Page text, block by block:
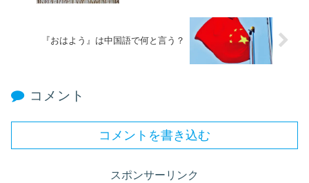
『おはよう』は中国語で何と言う？
コメント
コメントを書き込む
スポンサーリンク